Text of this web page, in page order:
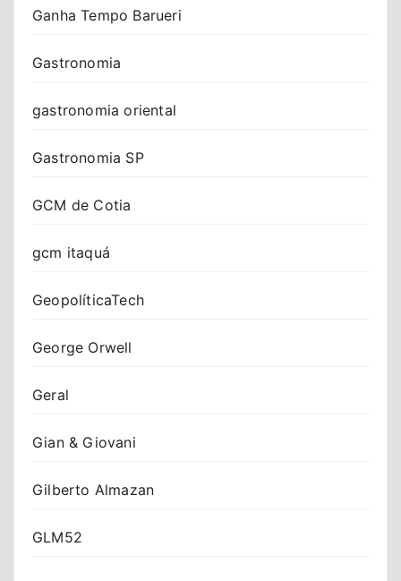
Ganha Tempo Barueri
Gastronomia
gastronomia oriental
Gastronomia SP
GCM de Cotia
gcm itaquá
GeopolíticaTech
George Orwell
Geral
Gian & Giovani
Gilberto Almazan
GLM52